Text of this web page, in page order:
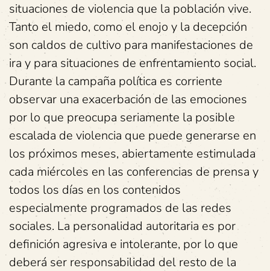
situaciones de violencia que la población vive.
Tanto el miedo, como el enojo y la decepción
son caldos de cultivo para manifestaciones de
ira y para situaciones de enfrentamiento social.
Durante la campaña política es corriente
observar una exacerbación de las emociones
por lo que preocupa seriamente la posible
escalada de violencia que puede generarse en
los próximos meses, abiertamente estimulada
cada miércoles en las conferencias de prensa y
todos los días en los contenidos
especialmente programados de las redes
sociales. La personalidad autoritaria es por
definición agresiva e intolerante, por lo que
deberá ser responsabilidad del resto de la